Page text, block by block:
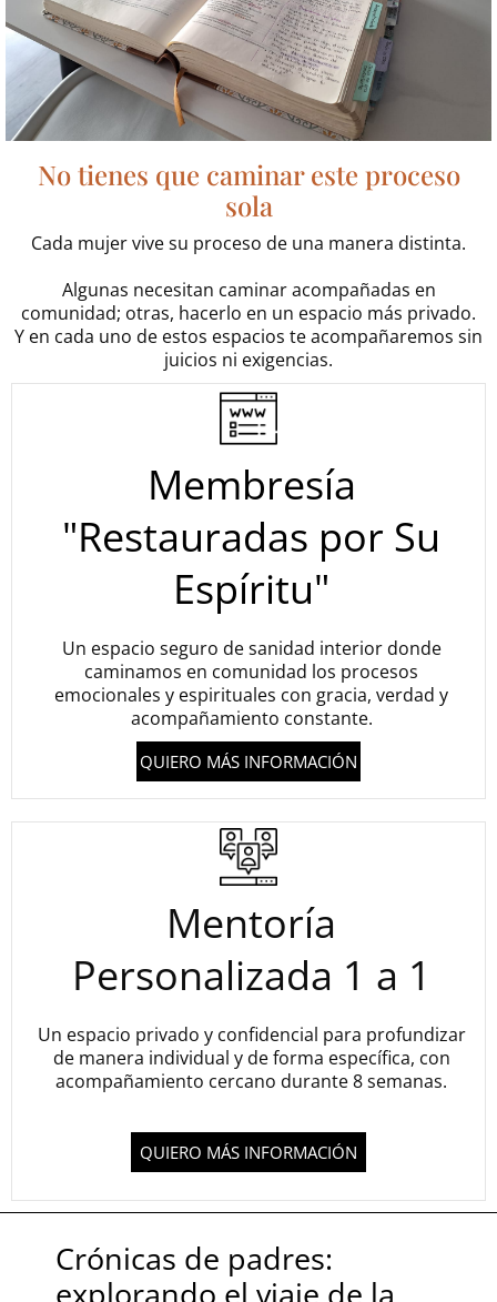
No tienes que caminar este proceso
sola
Cada mujer vive su proceso de una manera distinta.
Algunas necesitan caminar acompañadas en
comunidad; otras, hacerlo en un espacio más privado.
Y en cada uno de estos espacios te acompañaremos sin
juicios ni exigencias.
Membresía
"Restauradas por Su
Espíritu"
Un espacio seguro de sanidad interior donde
caminamos en comunidad los procesos
emocionales y espirituales con gracia, verdad y
acompañamiento constante.
QUIERO MÁS INFORMACIÓN
Mentoría
Personalizada 1 a 1
Un espacio privado y confidencial para profundizar
de manera individual y de forma específica, con
acompañamiento cercano durante 8 semanas.
QUIERO MÁS INFORMACIÓN
Crónicas de padres: